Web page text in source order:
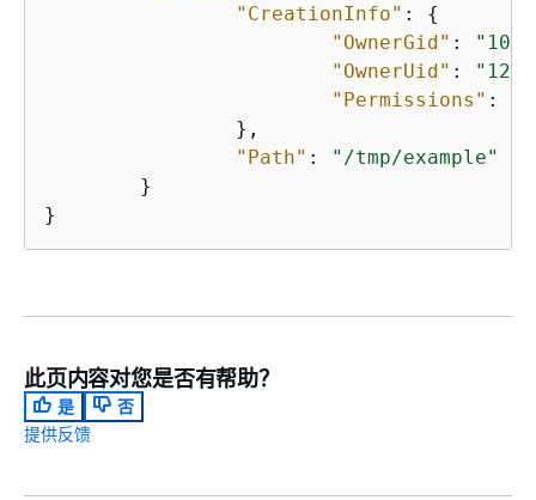
"CreationInfo" : {
"OwnerGid" :
"OwnerUid" :
"Permissions" :
"Path" :
"/tmp/example"
}
此页内容对您是否有帮助？
是
否
提供反馈